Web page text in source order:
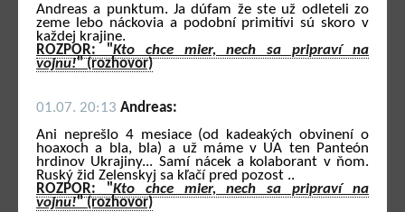
Andreas a punktum. Ja dúfam že ste už odleteli zo
zeme lebo náckovia a podobní primitívi sú skoro v
každej krajine.
ROZPOR: "Kto chce mier, nech sa pripraví na
vojnu!" (rozhovor)
01.07. 20:13 Andreas:
Ani neprešlo 4 mesiace (od kadeakých obvinení o
hoaxoch a bla, bla) a už máme v UA ten Panteón
hrdinov Ukrajiny... Samí nácek a kolaborant v ňom.
Ruský žid Zelenskyj sa kľačí pred pozost ..
ROZPOR: "Kto chce mier, nech sa pripraví na
vojnu!" (rozhovor)